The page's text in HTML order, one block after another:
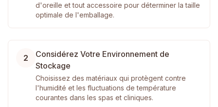
d'oreille et tout accessoire pour déterminer la taille
optimale de l'emballage.
2
Considérez Votre Environnement de
Stockage
Choisissez des matériaux qui protègent contre
l'humidité et les fluctuations de température
courantes dans les spas et cliniques.